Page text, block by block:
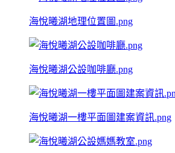
海悅曦湖地理位置圖.png
海悅曦湖公設咖啡廳.png
海悅曦湖一樓平面圖建案資訊.png